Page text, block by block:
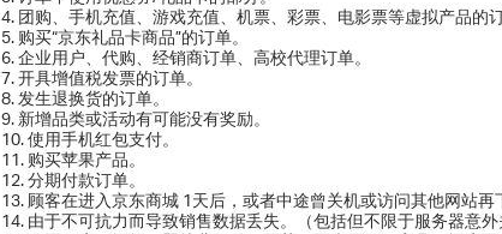
4. 团购、手机充值、游戏充值、机票、彩票、电影票等虚拟产品的订
5. 购买“京东礼品卡商品”的订单。
6. 企业用户、代购、经销商订单、高校代理订单。
7. 开具增值税发票的订单。
8. 发生退换货的订单。
9. 新增品类或活动有可能没有奖励。
10. 使用手机红包支付。
11. 购买苹果产品。
12. 分期付款订单。
13. 顾客在进入京东商城 1天后，或者中途曾关机或访问其他网站再
14. 由于不可抗力而导致销售数据丢失。（包括但不限于服务器意